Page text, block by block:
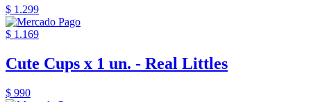
$ 1.299
$ 1.169
Cute Cups x 1 un. - Real Littles
$ 990